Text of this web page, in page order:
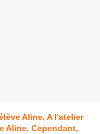
Aline. A l'atelier
Aline. Cependant,